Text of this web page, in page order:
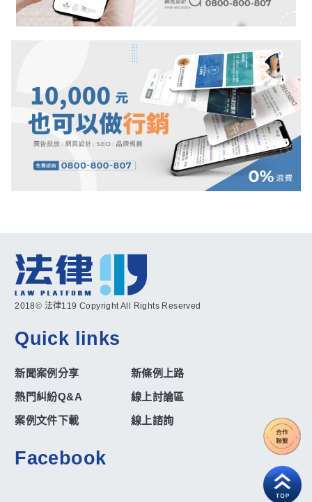
2018© 法律119 Copyright All Rights Reserved
Quick links
新聞案例分享
新條例上路
熱門糾紛Q&A
線上討論區
案例文件下載
線上諮詢
Facebook